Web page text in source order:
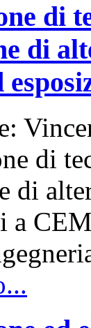
di
di
di
di
a